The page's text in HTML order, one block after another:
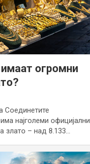
огромни
Соединетите
најголеми официјални
злато – над 8.133…